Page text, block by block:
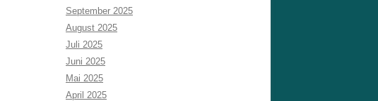
September 2025
August 2025
Juli 2025
Juni 2025
Mai 2025
April 2025